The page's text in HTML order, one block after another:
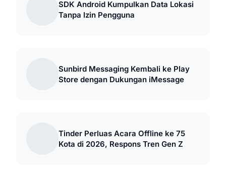
SDK Android Kumpulkan Data Lokasi
Tanpa Izin Pengguna
Sunbird Messaging Kembali ke Play
Store dengan Dukungan iMessage
Tinder Perluas Acara Offline ke 75
Kota di 2026, Respons Tren Gen Z